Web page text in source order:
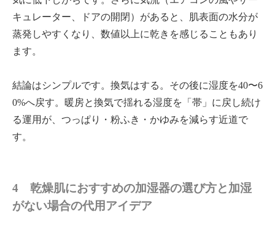
キュレーター、ドアの開閉）があると、肌表面の水分が
蒸発しやすくなり、数値以上に乾きを感じることもあり
ます。
結論はシンプルです。換気はする。その後に湿度を40〜6
0%へ戻す。暖房と換気で揺れる湿度を「帯」に戻し続け
る運用が、つっぱり・粉ふき・かゆみを減らす近道で
す。
4 乾燥肌におすすめの加湿器の選び方と加湿
がない場合の代用アイデア